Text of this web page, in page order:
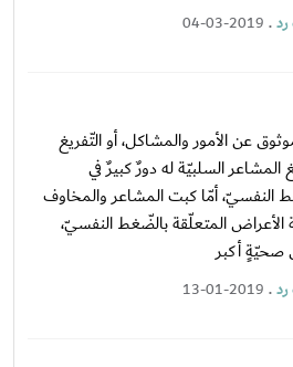
.
04-03-2019
عن الأمور والمشاكل، أو التّفريغ
المشاعر السلبيّة له دورٌ كبيرٌ في
أمّا كبت المشاعر والمخاوف
الأعراض المتعلّقة بالضّغط النفسيّ،
صحيّةٍ أكبر
.
13-01-2019